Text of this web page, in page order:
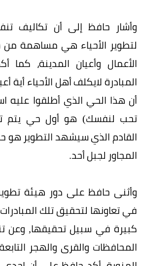
وأشار حافظ إلى أن تكاليف
لتطوير الأحياء هي مساهمة من
الأعمال وأعيان المدينة، كما
المبادرة لايكلف أهل الأحياء أية
أن هذا الحي الذي أطلقوا عليه
تحب لنفسك) هو أول حي يتم
القادم الذي سيشهد التطوير
المجاور لجبل أحد.
وأثنى حافظ على دور هيئة
في تعاونها لتحقيق تلك
كبيرة في سبيل تحقيقها, وعن
المحافظات والقرى والهجر